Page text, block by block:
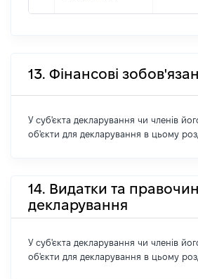
13. Фінансові
У суб'єкта декларування чи членів його
об'єкти для декларування в цьому
14. Видатки та
декларування
У суб'єкта декларування чи членів його
об'єкти для декларування в цьому